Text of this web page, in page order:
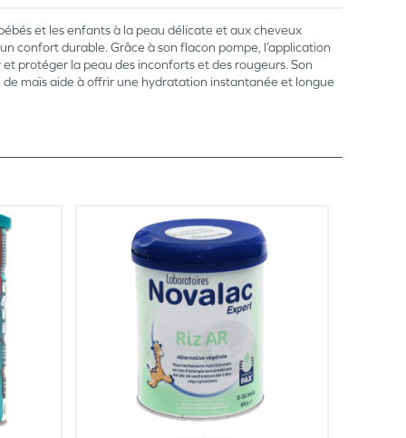
et les enfants à la peau délicate et aux cheveux
confort durable. Grâce à son flacon pompe, l’application
protéger la peau des inconforts et des rougeurs. Son
maïs aide à offrir une hydratation instantanée et longue